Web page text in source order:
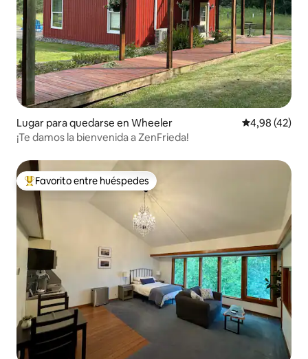
Lugar para quedarse en Wheeler Calificación
4,98 (42)
¡Te damos la bienvenida a ZenFrieda!
Favorito entre los huéspedes más destacados
Favorito entre huéspedes